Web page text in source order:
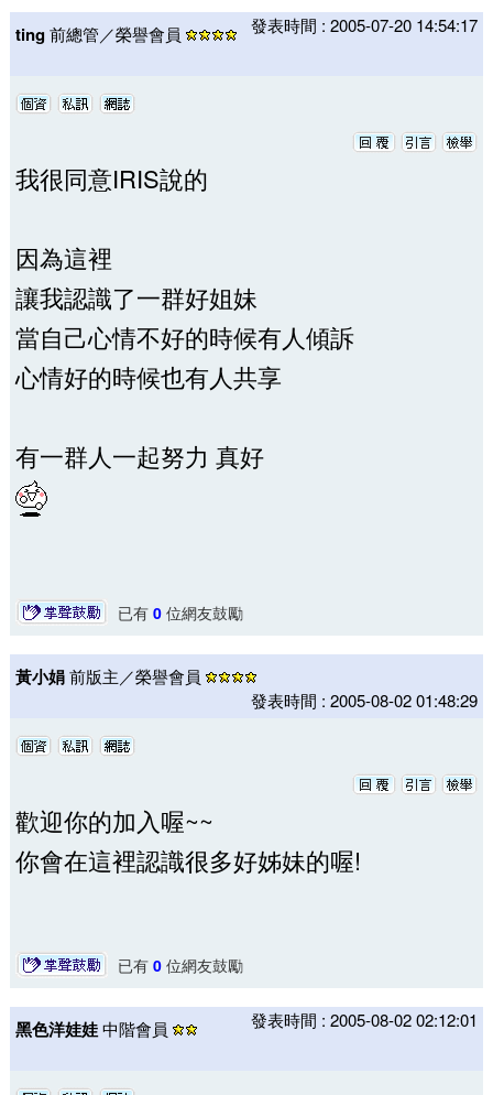
ting前總管／榮譽會員 發表時間 : 2005-07-20 14:54:17
我很同意IRIS說的
因為這裡
讓我認識了一群好姐妹
當自己心情不好的時候有人傾訴
心情好的時候也有人共享
有一群人一起努力 真好
已有 0位網友鼓勵
黃小娟前版主／榮譽會員
發表時間 : 2005-08-02 01:48:29
歡迎你的加入喔~~
你會在這裡認識很多好姊妹的喔!
已有 0位網友鼓勵
黑色洋娃娃中階會員 發表時間 : 2005-08-02 02:12:01